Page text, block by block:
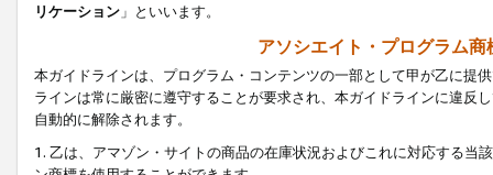
リケーション 」といいます。
アソシエイト・プログラム
本ガイドラインは、プログラム・コンテンツの一部として甲が乙に提
ラインは常に厳密に遵守することが要求され、本ガイドラインに違反
自動的に解除されます。
1. 乙は、アマゾン・サイトの商品の在庫状況およびこれに対応する